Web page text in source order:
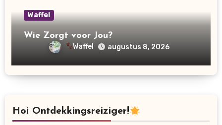
Waffel
Wie Zorgt voor Jou?
Waffel augustus 8, 2026
Hoi Ontdekkingsreiziger!